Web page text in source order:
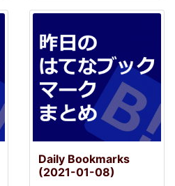
Daily Bookmarks
(2021-01-08)